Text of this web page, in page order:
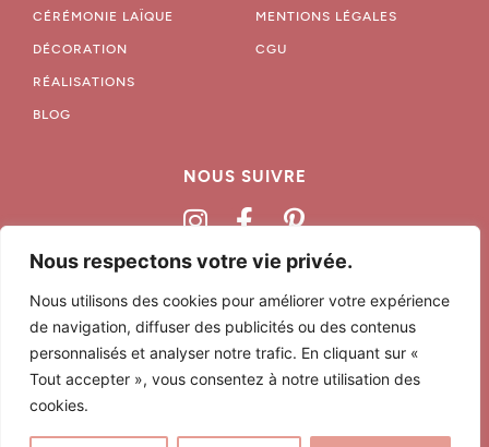
Nous respectons votre vie privée.
Nous utilisons des cookies pour améliorer votre expérience
de navigation, diffuser des publicités ou des contenus
personnalisés et analyser notre trafic. En cliquant sur «
Tout accepter », vous consentez à notre utilisation des
cookies.
CÉRÉMONIE LAÏQUE
DÉCORATION
RÉALISATIONS
BLOG
MENTIONS LÉGALES
CGU
NOUS SUIVRE
06 68 79 03 97
hello@lovelifevents.fr
Nous nous déplaçons dans le Nord, la Belgique, sur la Cote d’Opale, à
Lille, Arras, Béthune, et partout ailleurs.